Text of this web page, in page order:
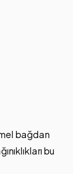
bağdan
bu